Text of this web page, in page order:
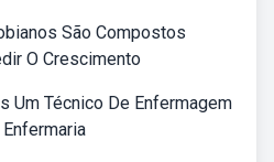
São Compostos
O Crescimento
Um Técnico De Enfermagem